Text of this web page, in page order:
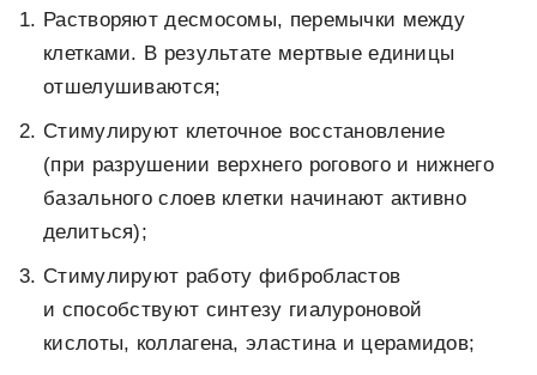
Растворяют десмосомы, перемычки между
клетками. В результате мертвые единицы
отшелушиваются;
Стимулируют клеточное восстановление
(при разрушении верхнего рогового и нижнего
базального слоев клетки начинают активно
делиться);
Стимулируют работу фибробластов
и способствуют синтезу гиалуроновой
кислоты, коллагена, эластина и церамидов;